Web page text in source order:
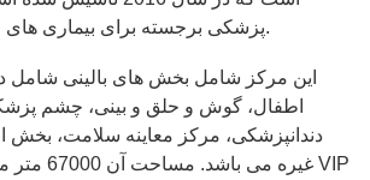
پزشکی برجسته برای بیماری های عصبی اختصاص دارد.
این مرکز شامل بخش های بالینی شامل
اطفال، گوش و حلق و بینی، چشم
دندانپزشکی، مرکز معاینه سلامت، بخش